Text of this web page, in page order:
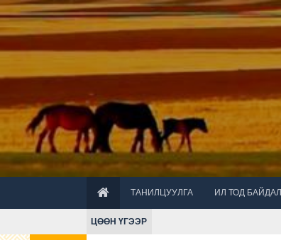
ТАНИЛЦУУЛГА ИЛ ТОД БАЙДАЛ
ЦӨӨН ҮГЭЭР